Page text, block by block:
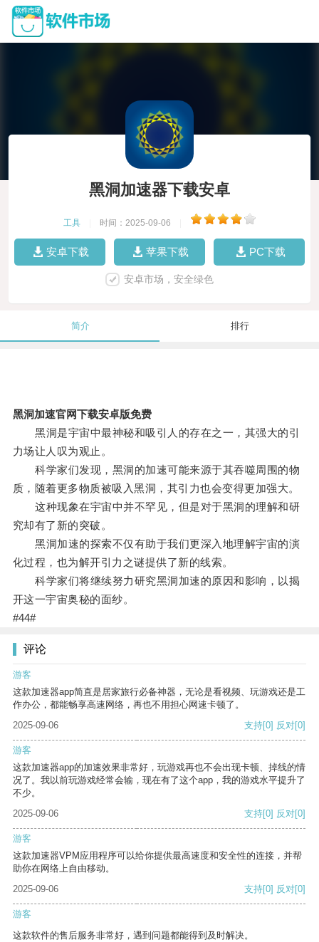
黑洞加速器下载安卓
工具 时间：2025-09-06
安卓下载 苹果下载 PC下载
安卓市场，安全绿色
简介 排行
黑洞加速官网下载安卓版免费
黑洞是宇宙中最神秘和吸引人的存在之一，其强大的引
力场让人叹为观止。
科学家们发现，黑洞的加速可能来源于其吞噬周围的物
质，随着更多物质被吸入黑洞，其引力也会变得更加强大。
这种现象在宇宙中并不罕见，但是对于黑洞的理解和研
究却有了新的突破。
黑洞加速的探索不仅有助于我们更深入地理解宇宙的演
化过程，也为解开引力之谜提供了新的线索。
科学家们将继续努力研究黑洞加速的原因和影响，以揭
开这一宇宙奥秘的面纱。
#44#
评论
游客
这款加速器app简直是居家旅行必备神器，无论是看视频、玩游戏还是工
作办公，都能畅享高速网络，再也不用担心网速卡顿了。
2025-09-06
支持[0] 反对[0]
游客
这款加速器app的加速效果非常好，玩游戏再也不会出现卡顿、掉线的情
况了。我以前玩游戏经常会输，现在有了这个app，我的游戏水平提升了
不少。
2025-09-06
支持[0] 反对[0]
游客
这款加速器VPM应用程序可以给你提供最高速度和安全性的连接，并帮
助你在网络上自由移动。
2025-09-06
支持[0] 反对[0]
游客
这款软件的售后服务非常好，遇到问题都能得到及时解决。